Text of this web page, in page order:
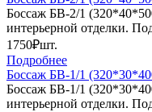
Боссаж БВ-2/1
интерьерной отделки.
1750₽шт.
Подробнее
Боссаж БВ-1/1
Боссаж БВ-1/1
интерьерной отделки.